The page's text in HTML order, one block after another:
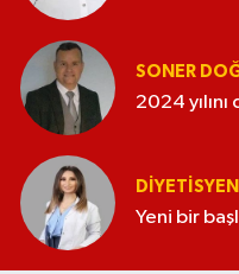
SONER
2024
Yeni bir